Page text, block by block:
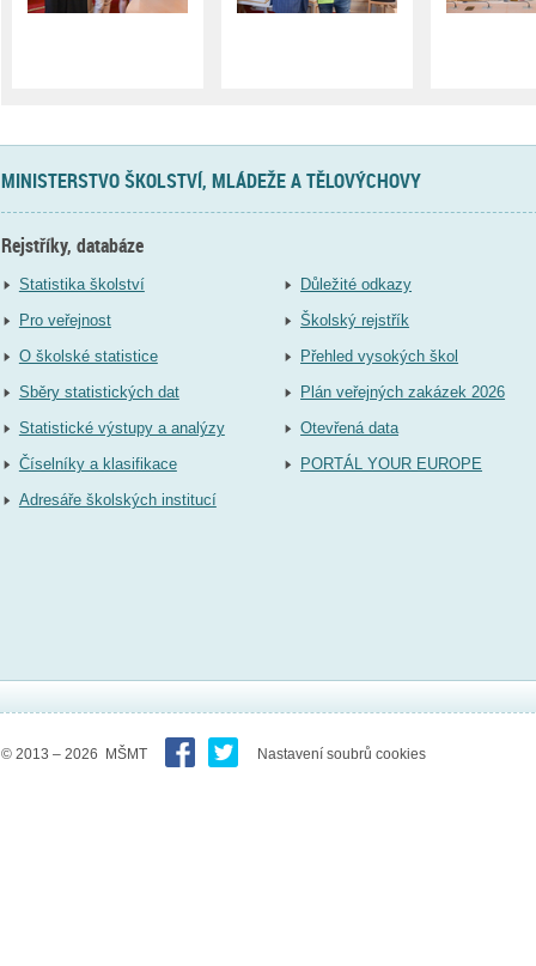
MINISTERSTVO ŠKOLSTVÍ, MLÁDEŽE A TĚLOVÝCHOVY
Rejstříky, databáze
Statistika školství
Pro veřejnost
O školské statistice
Sběry statistických dat
Statistické výstupy a analýzy
Číselníky a klasifikace
Adresáře školských institucí
Důležité odkazy
Školský rejstřík
Přehled vysokých škol
Plán veřejných zakázek 2026
Otevřená data
PORTÁL YOUR EUROPE
© 2013 – 2026 MŠMT Nastavení soubrů cookies